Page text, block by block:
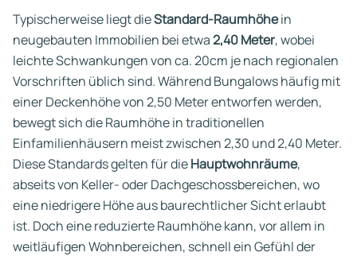
Typischerweise liegt dieStandard-Raumhöhein
neugebauten Immobilien bei etwa2,40 Meter, wobei
leichte Schwankungen von ca. 20cm je nach regionalen
Vorschriften üblich sind. Während Bungalows häufig mit
einer Deckenhöhe von 2,50 Meter entworfen werden,
bewegt sich die Raumhöhe in traditionellen
Einfamilienhäusern meist zwischen 2,30 und 2,40 Meter.
Diese Standards gelten für dieHauptwohnräume,
abseits von Keller- oder Dachgeschossbereichen, wo
eine niedrigere Höhe aus baurechtlicher Sicht erlaubt
ist. Doch eine reduzierte Raumhöhe kann, vor allem in
weitläufigen Wohnbereichen, schnell ein Gefühl der